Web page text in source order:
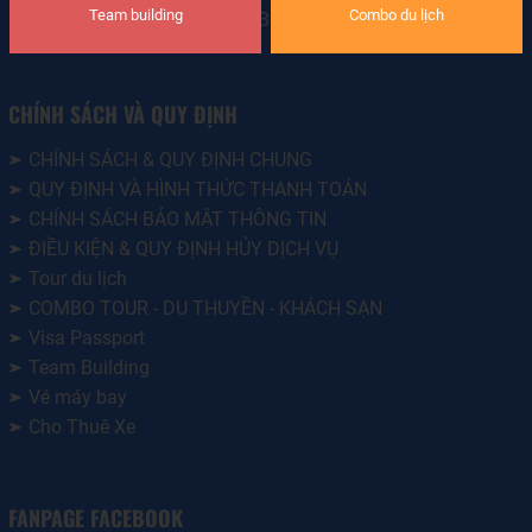
• GPKD LH quốc tế: 19-1632/2023/TCDL-GP LHQT
CHÍNH SÁCH VÀ QUY ĐỊNH
CHÍNH SÁCH & QUY ĐỊNH CHUNG
QUY ĐỊNH VÀ HÌNH THỨC THANH TOÁN
CHÍNH SÁCH BẢO MẬT THÔNG TIN
ĐIỀU KIỆN & QUY ĐỊNH HỦY DỊCH VỤ
Tour du lịch
COMBO TOUR - DU THUYỀN - KHÁCH SẠN
Visa Passport
Team Building
Vé máy bay
Cho Thuê Xe
FANPAGE FACEBOOK
Team building Combo du lịch